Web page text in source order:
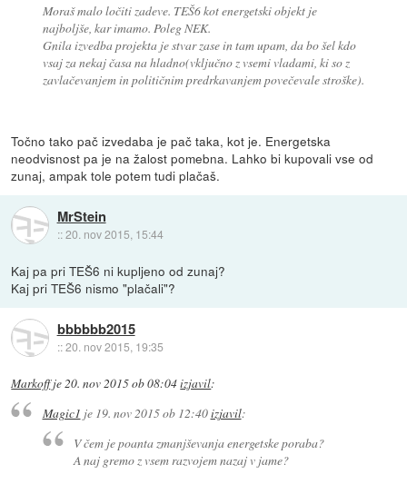
Moraš malo ločiti zadeve. TEŠ6 kot energetski objekt je
najboljše, kar imamo. Poleg NEK.
Gnila izvedba projekta je stvar zase in tam upam, da bo šel kdo
vsaj za nekaj časa na hladno(vključno z vsemi vladami, ki so z
zavlačevanjem in političnim predrkavanjem povečevale stroške).
Točno tako pač izvedaba je pač taka, kot je. Energetska
neodvisnost pa je na žalost pomebna. Lahko bi kupovali vse od
zunaj, ampak tole potem tudi plačaš.
MrStein
::20. nov 2015, 15:44
Kaj pa pri TEŠ6 ni kupljeno od zunaj?
Kaj pri TEŠ6 nismo "plačali"?
bbbbbb2015
::20. nov 2015, 19:35
Markoffje20. nov 2015 ob 08:04izjavil:
Magic1 je 19. nov 2015 ob 12:40izjavil:
V čem je poanta zmanjševanja energetske poraba?
A naj gremo z vsem razvojem nazaj v jame?